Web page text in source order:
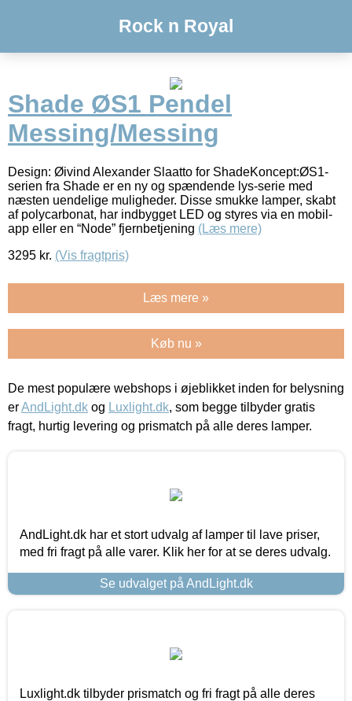
Rock n Royal
Shade ØS1 Pendel
Messing/Messing
Design: Øivind Alexander Slaatto for ShadeKoncept:ØS1-
serien fra Shade er en ny og spændende lys-serie med
næsten uendelige muligheder. Disse smukke lamper, skabt
af polycarbonat, har indbygget LED og styres via en mobil-
app eller en “Node” fjernbetjening (Læs mere)
3295 kr. (Vis fragtpris)
Læs mere »
Køb nu »
De mest populære webshops i øjeblikket inden for belysning
erAndLight.dk og Luxlight.dk, som begge tilbyder gratis
fragt, hurtig levering og prismatch på alle deres lamper.
AndLight.dk har et stort udvalg af lamper til lave priser,
med fri fragt på alle varer. Klik her for at se deres udvalg.
Se udvalget på AndLight.dk
Luxlight.dk tilbyder prismatch og fri fragt på alle deres